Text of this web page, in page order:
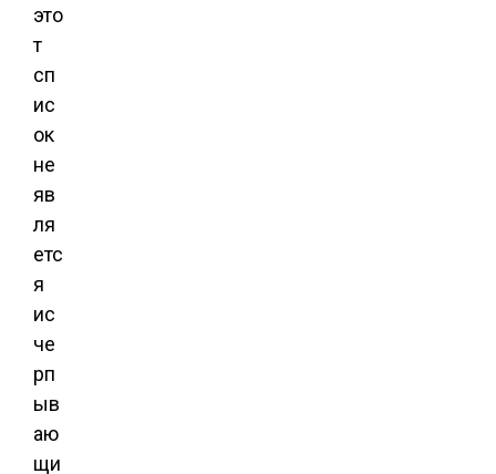
это
т
сп
ис
ок
не
яв
ля
етс
я
ис
че
рп
ыв
аю
щи